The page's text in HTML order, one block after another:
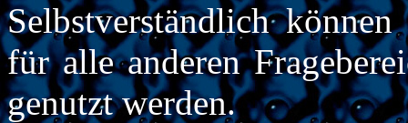
Selbstverständlich
für alle anderen
genutzt werden.